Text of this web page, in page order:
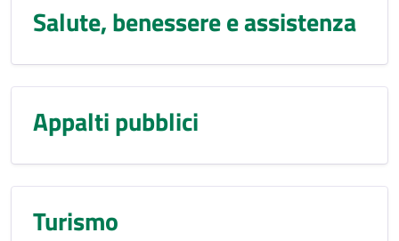
Salute, benessere e assistenza
Appalti pubblici
Turismo